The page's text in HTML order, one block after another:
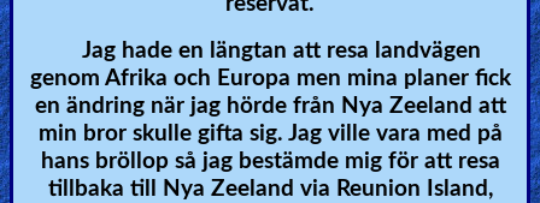
Jag hade en längtan att resa landvägen
genom Afrika och Europa men mina planer fick
en ändring när jag hörde från Nya Zeeland att
min bror skulle gifta sig. Jag ville vara med på
hans bröllop så jag bestämde mig för att resa
tillbaka till Nya Zeeland via Reunion Island,